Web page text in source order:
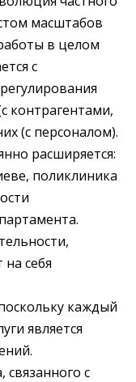
масштабов
в целом
с
контрагентами,
(с персоналом).
расширяется:
поликлиника
себя
каждый
является
связанного с